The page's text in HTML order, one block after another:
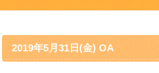
2019年5月31日(金) OA